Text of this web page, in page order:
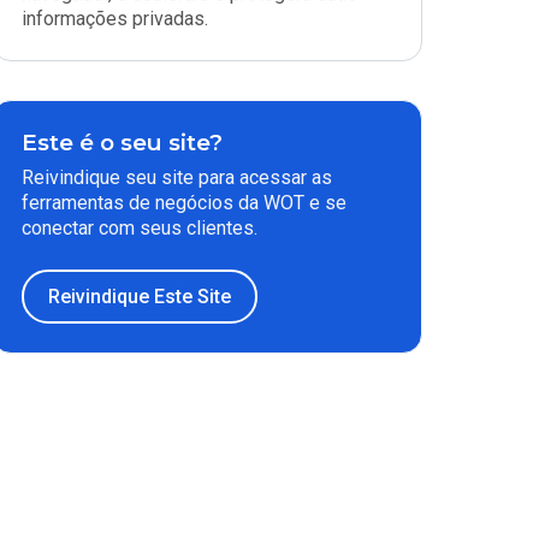
informações privadas.
Este é o seu site?
Reivindique seu site para acessar as
ferramentas de negócios da WOT e se
conectar com seus clientes.
Reivindique Este Site